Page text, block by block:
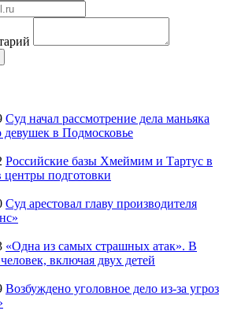
Суд начал рассмотрение дела маньяка
девушек в Подмосковье
Российские базы Хмеймим и Тартус в
подготовки
Суд арестовал главу производителя
«Одна из самых страшных атак». В
включая двух детей
Возбуждено уголовное дело из-за угроз